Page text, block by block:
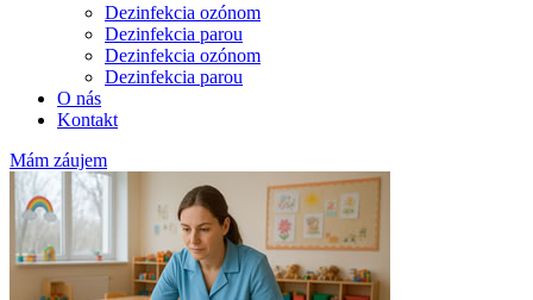
Dezinfekcia ozónom
Dezinfekcia parou
Dezinfekcia ozónom
Dezinfekcia parou
O nás
Kontakt
Mám záujem